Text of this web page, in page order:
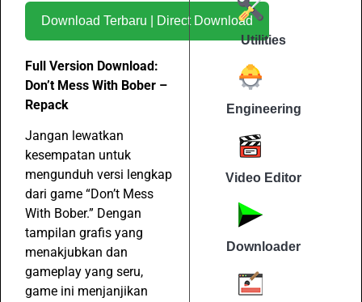
Download Terbaru | Direct Download
Full Version Download:
Don’t Mess With Bober –
Repack
Jangan lewatkan
kesempatan untuk
mengunduh versi lengkap
dari game “Don’t Mess
With Bober.” Dengan
tampilan grafis yang
menakjubkan dan
gameplay yang seru,
game ini menjanjikan
Utilities
Engineering
Video Editor
Downloader